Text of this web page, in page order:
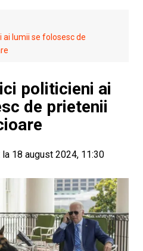
ai lumii se folosesc de
politicieni ai
de prietenii
18 august 2024, 11:30